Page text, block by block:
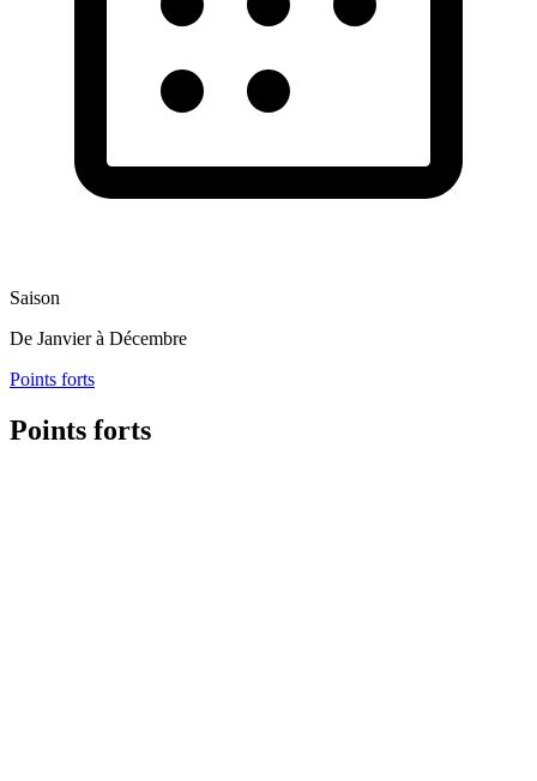
Saison
De Janvier à Décembre
Points forts
Points forts